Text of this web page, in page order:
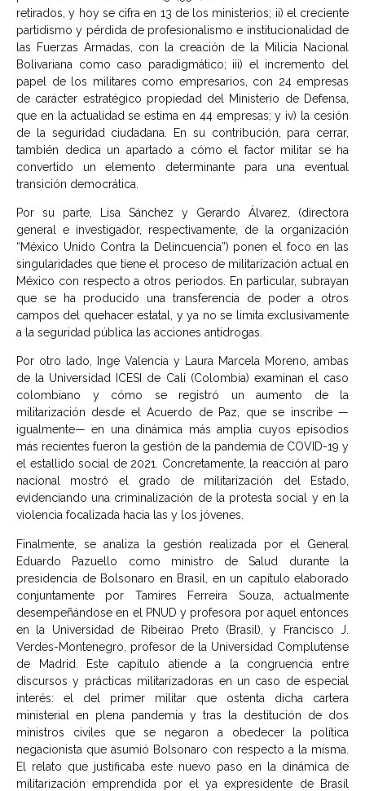
retirados, y hoy se cifra en 13 de los ministerios; ii) el creciente
partidismo y pérdida de profesionalismo e institucionalidad de
las Fuerzas Armadas, con la creación de la Milicia Nacional
Bolivariana como caso paradigmático; iii) el incremento del
papel de los militares como empresarios, con 24 empresas
de carácter estratégico propiedad del Ministerio de Defensa,
que en la actualidad se estima en 44 empresas; y iv) la cesión
de la seguridad ciudadana. En su contribución, para cerrar,
también dedica un apartado a cómo el factor militar se ha
convertido un elemento determinante para una eventual
transición democrática.
Por su parte, Lisa Sánchez y Gerardo Álvarez, (directora
general e investigador, respectivamente, de la organización
“México Unido Contra la Delincuencia”) ponen el foco en las
singularidades que tiene el proceso de militarización actual en
México con respecto a otros periodos. En particular, subrayan
que se ha producido una transferencia de poder a otros
campos del quehacer estatal, y ya no se limita exclusivamente
a la seguridad pública las acciones antidrogas.
Por otro lado, Inge Valencia y Laura Marcela Moreno, ambas
de la Universidad ICESI de Cali (Colombia) examinan el caso
colombiano y cómo se registró un aumento de la
militarización desde el Acuerdo de Paz, que se inscribe —
igualmente— en una dinámica más amplia cuyos episodios
más recientes fueron la gestión de la pandemia de COVID-19 y
el estallido social de 2021. Concretamente, la reacción al paro
nacional mostró el grado de militarización del Estado,
evidenciando una criminalización de la protesta social y en la
violencia focalizada hacia las y los jóvenes.
Finalmente, se analiza la gestión realizada por el General
Eduardo Pazuello como ministro de Salud durante la
presidencia de Bolsonaro en Brasil, en un capítulo elaborado
conjuntamente por Tamires Ferreira Souza, actualmente
desempeñándose en el PNUD y profesora por aquel entonces
en la Universidad de Ribeirao Preto (Brasil), y Francisco J.
Verdes-Montenegro, profesor de la Universidad Complutense
de Madrid. Este capítulo atiende a la congruencia entre
discursos y prácticas militarizadoras en un caso de especial
interés: el del primer militar que ostenta dicha cartera
ministerial en plena pandemia y tras la destitución de dos
ministros civiles que se negaron a obedecer la política
negacionista que asumió Bolsonaro con respecto a la misma.
El relato que justificaba este nuevo paso en la dinámica de
militarización emprendida por el ya expresidente de Brasil